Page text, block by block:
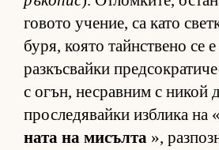
го­вото уче­ние, са като
бу­ря, ко­ято тайн­с­т­вено се е
раз­къс­вайки
с огън, нес­рав­ним с ни­кой
прос­ле­дя­вайки из­б­лика на «
ната на ми­сълта »,